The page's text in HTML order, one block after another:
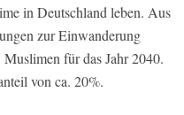
in Deutschland leben. Aus
zur Einwanderung
für das Jahr 2040.
von ca. 20%.